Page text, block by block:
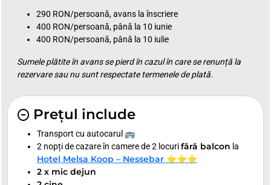
290 RON/persoană, avans la înscriere
400 RON/persoană, până la 10 iunie
400 RON/persoană, până la 10 iulie
Sumele plătite în avans se pierd în cazul în care se renunță la
rezervare sau nu sunt respectate termenele de plată.
Prețul include
Transport cu autocarul 🚌
2 nopți de cazare în camere de 2 locurifără balcon la
Hotel Melsa Koop – Nessebar ⭐⭐⭐
2 x mic dejun